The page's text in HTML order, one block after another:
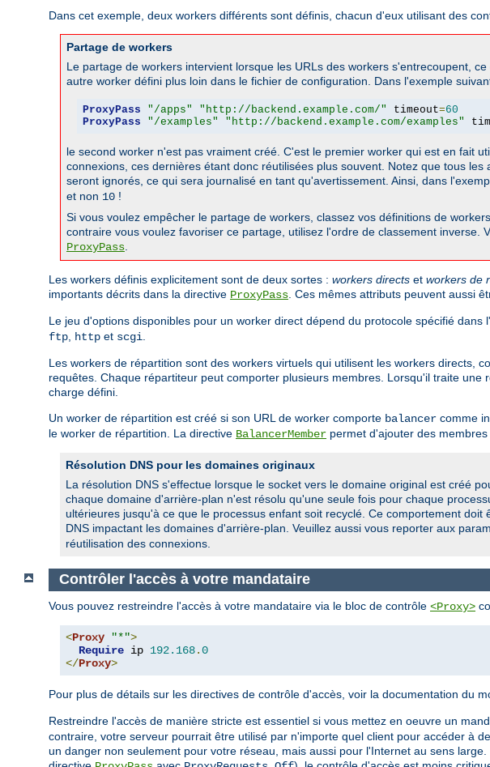
Dans cet exemple, deux workers différents sont définis, chacun d'eux utilisant des
Partage de workers
Le partage de workers intervient lorsque les URLs des workers s'entrecoupent,
autre worker défini plus loin dans le fichier de configuration. Dans l'exemple
ProxyPass "/apps" "http://backend.example.com/" timeout=60
ProxyPass
"/examples" "http://backend.example.com/examples"
le second worker n'est pas vraiment créé. C'est le premier worker qui est en fait
connexions, ces dernières étant donc réutilisées plus souvent. Notez que tous
seront ignorés, ce qui sera journalisé en tant qu'avertissement. Ainsi, dans
et non 10 !
Si vous voulez empêcher le partage de workers, classez vos définitions de
contraire vous voulez favoriser ce partage, utilisez l'ordre de classement
ProxyPass
Les workers définis explicitement sont de deux sortes : workers directs et workers de
importants décrits dans la directive ProxyPass . Ces mêmes attributs peuvent aussi
Le jeu d'options disponibles pour un worker direct dépend du protocole spécifié
ftp
http et scgi
Les workers de répartition sont des workers virtuels qui utilisent les workers directs,
requêtes. Chaque répartiteur peut comporter plusieurs membres. Lorsqu'il traite
charge défini.
Un worker de répartition est créé si son URL de worker comporte balancer comme
le worker de répartition. La directive BalancerMember permet d'ajouter des membres
Résolution DNS pour les domaines originaux
La résolution DNS s'effectue lorsque le socket vers le domaine original est créé
chaque domaine d'arrière-plan n'est résolu qu'une seule fois pour chaque
ultérieures jusqu'à ce que le processus enfant soit recyclé. Ce comportement
DNS impactant les domaines d'arrière-plan. Veuillez aussi vous reporter aux
réutilisation des connexions.
Contrôler l'accès à votre mandataire
Vous pouvez restreindre l'accès à votre mandataire via le bloc de contrôle <Proxy>
<Proxy "*">
Require ip 192.168.0
</Proxy>
Pour plus de détails sur les directives de contrôle d'accès, voir la documentation du
Restreindre l'accès de manière stricte est essentiel si vous mettez en oeuvre un
contraire, votre serveur pourrait être utilisé par n'importe quel client pour accéder à
un danger non seulement pour votre réseau, mais aussi pour l'Internet au sens